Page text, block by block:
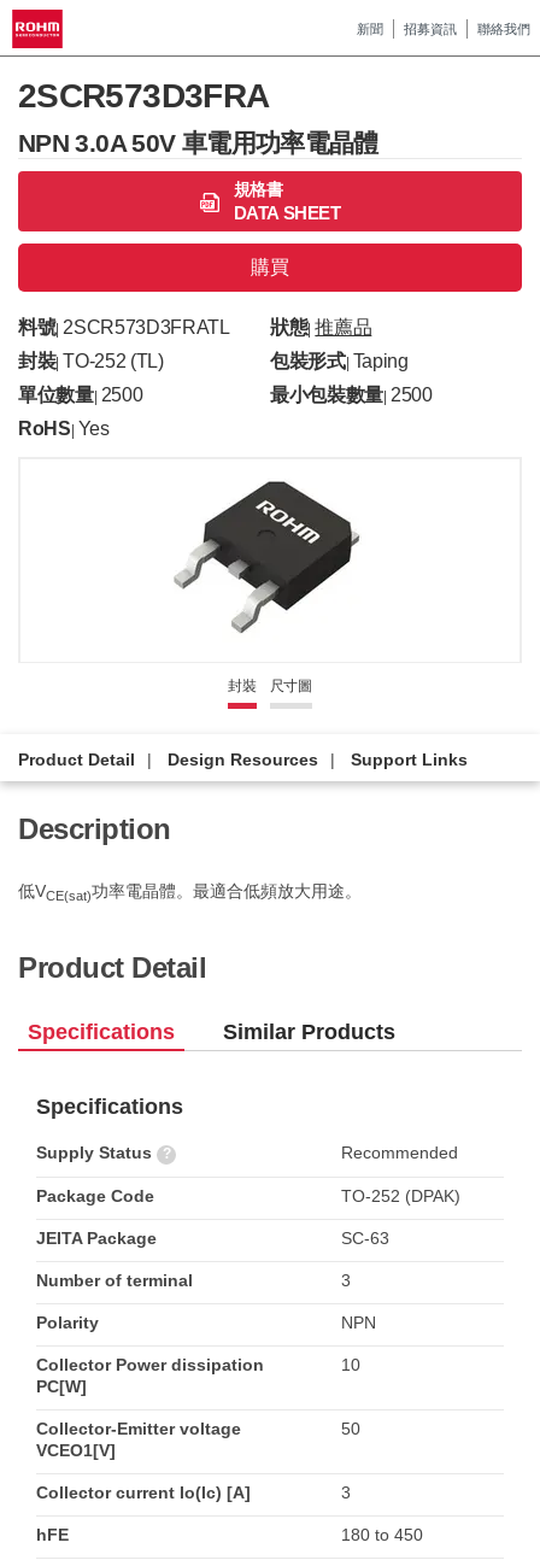
新聞 招募資訊 聯絡我們
2SCR573D3FRA
NPN 3.0A 50V 車電用功率電晶體
規格書
DATA SHEET
購買
料號|2SCR573D3FRATL 狀態|推薦品
封裝| TO-252 (TL) 包裝形式| Taping
單位數量| 2500 最小包裝數量 |2500
RoHS Yes
封裝 尺寸圖
Product Detail Design Resources Support Links
Description
低VCE(sat)功率電晶體。最適合低頻放大用途。
Product Detail
Specifications Similar Products
Specifications
Supply Status ? Recommended
Package Code TO-252 (DPAK)
JEITA Package SC-63
Number of terminal 3
Polarity NPN
Collector Power dissipation
PC[W]
10
Collector-Emitter voltage
VCEO1[V]
50
Collector current Io(Ic) [A] 3
hFE 180 to 450